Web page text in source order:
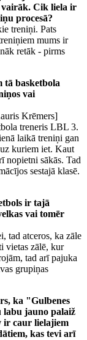
vairāk. Cik liela ir
procesā?
treniņi. Pats
mums ir
retāk - pirms
tā basketbola
vai
Krēmers]
treneris LBL 3.
laikā treniņi gan
kuriem iet. Kaut
nopietni sākās. Tad
sestajā klasē.
ir tajā
vai tomēr
tad atceros, ka zāle
vietas zālē, kur
tad arī pajuka
grupiņas
ka "Gulbenes
jauno palaiž
ir caur lielajiem
kas tevi arī